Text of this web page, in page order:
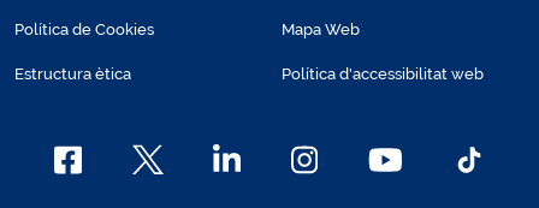
Política de Cookies
Estructura ètica
Mapa Web
Política d'accessibilitat web